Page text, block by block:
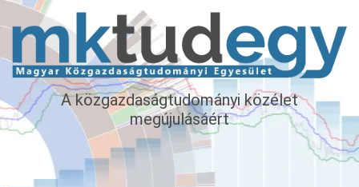
A közgazdaságtudományi közélet
megújulásáért